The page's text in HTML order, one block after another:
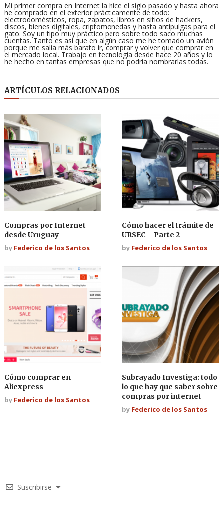
Mi primer compra en Internet la hice el siglo pasado y hasta ahora
he comprado en el exterior prácticamente de todo:
electrodomésticos, ropa, zapatos, libros en sitios de hackers,
discos, bienes digitales, criptomonedas y hasta antipulgas para el
gato. Soy un tipo muy práctico pero sobre todo saco muchas
cuentas. Tanto es así que en algún caso me he tomado un avión
porque me salía más barato ir, comprar y volver que comprar en
el mercado local. Trabajo en tecnología desde hace 20 años y lo
he hecho en tantas empresas que no podría nombrarlas todas.
ARTÍCULOS RELACIONADOS
Compras por Internet
desde Uruguay
by Federico de los Santos
Cómo hacer el trámite de
URSEC – Parte 2
by Federico de los Santos
Cómo comprar en
Aliexpress
by Federico de los Santos
Subrayado Investiga: todo
lo que hay que saber sobre
compras por internet
by Federico de los Santos
Suscribirse